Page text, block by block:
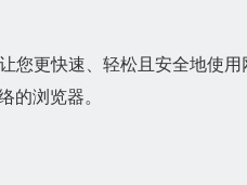
您更快速、轻松且安全地使
的浏览器。